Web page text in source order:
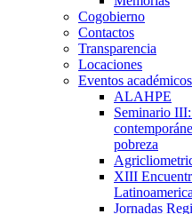
Cogobierno
Contactos
Transparencia
Locaciones
Eventos académicos
ALAHPE
Seminario
pobreza
XIII
Jornadas